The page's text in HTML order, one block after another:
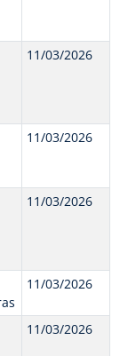
11/03/2026
11/03/2026
11/03/2026
11/03/2026
11/03/2026